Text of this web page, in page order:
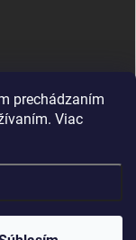
prechádzaním
Viac